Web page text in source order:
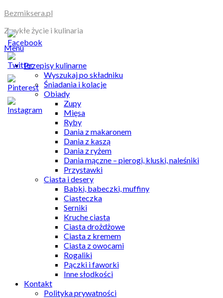
Skip
content
Bezmiksera.pl
Zwykłe życie i kulinaria
Menu
Przepisy kulinarne
Wyszukaj po składniku
Śniadania i kolacje
Obiady
Zupy
Mięsa
Ryby
Dania z makaronem
Dania z kaszą
Dania z ryżem
Dania mączne – pierogi, kluski, naleśniki
Przystawki
Ciasta i desery
Babki, babeczki, muffiny
Ciasteczka
Serniki
Kruche ciasta
Ciasta drożdżowe
Ciasta z kremem
Ciasta z owocami
Rogaliki
Pączki i faworki
Inne słodkości
Kontakt
Polityka prywatności